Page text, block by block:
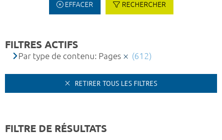
EFFACER RECHERCHER
FILTRES ACTIFS
Par type de contenu: Pages (612)
RETIRER TOUS LES FILTRES
FILTRE DE RÉSULTATS